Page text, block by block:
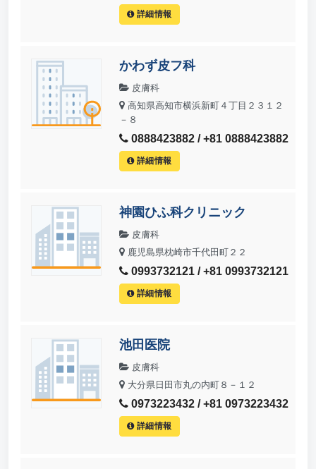
詳細情報
かわず皮フ科
皮膚科
高知県高知市横浜新町４丁目２３１２
－８
0888423882 / +81 0888423882
詳細情報
神園ひふ科クリニック
皮膚科
鹿児島県枕崎市千代田町２２
0993732121 / +81 0993732121
詳細情報
池田医院
皮膚科
大分県日田市丸の内町８－１２
0973223432 / +81 0973223432
詳細情報